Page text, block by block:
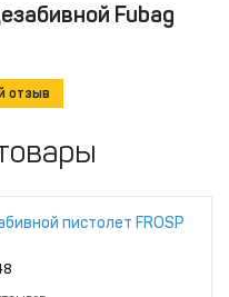
Fubag
отзыв
пистолет FROSP